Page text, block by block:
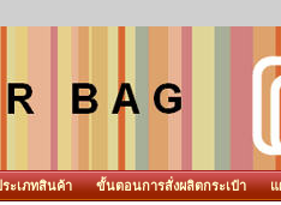
ะเภทสินค้า ขั้นตอนการสั่งผลิตกระเป๋า แ